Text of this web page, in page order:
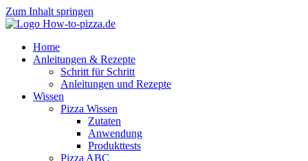
Zum Inhalt springen
Home
Anleitungen & Rezepte
Schritt für Schritt
Anleitungen und Rezepte
Wissen
Pizza Wissen
Zutaten
Anwendung
Produkttests
Pizza ABC